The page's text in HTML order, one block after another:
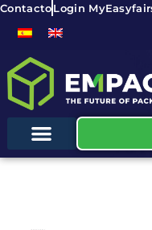
ContactoLogin